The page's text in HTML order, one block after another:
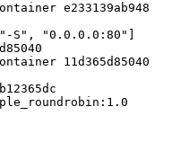
e233139ab948
"-S" , "0.0.0.0:80"
11d365d85040